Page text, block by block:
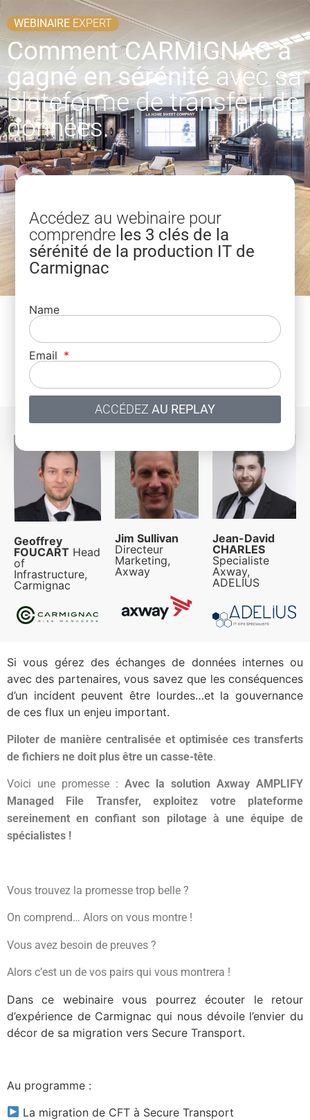
WEBINAIRE EXPERT
Comment CARMIGNAC a
gagné en sérénité avec sa
plateforme de transfert de
données.
Accédez au webinaire pour
comprendre les 3 clés de la
sérénité de la production IT de
Carmignac
Name
Email
ACCÉDEZ AU REPLAY
Geoffrey
FOUCART Head
of
Infrastructure,
Carmignac
Jim Sullivan
Directeur
Marketing,
Axway
Jean-David
CHARLES
Specialiste
Axway,
ADELIUS
Si vous gérez des échanges de données internes ou
avec des partenaires, vous savez que les conséquences
d’un incident peuvent être lourdes…et la gouvernance
de ces flux un enjeu important.
Piloter de manière centralisée et optimisée ces transferts
de fichiers ne doit plus être un casse-tête.
Voici une promesse : Avec la solution Axway AMPLIFY
Managed File Transfer, exploitez votre plateforme
sereinement en confiant son pilotage à une équipe de
spécialistes !
Vous trouvez la promesse trop belle ?
On comprend… Alors on vous montre !
Vous avez besoin de preuves ?
Alors c’est un de vos pairs qui vous montrera !
Dans ce webinaire vous pourrez écouter le retour
d’expérience de Carmignac qui nous dévoile l’envier du
décor de sa migration vers Secure Transport.
Au programme :
La migration de CFT à Secure Transport